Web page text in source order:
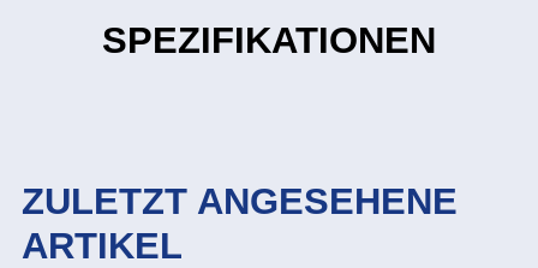
SPEZIFIKATIONEN
ZULETZT ANGESEHENE
ARTIKEL